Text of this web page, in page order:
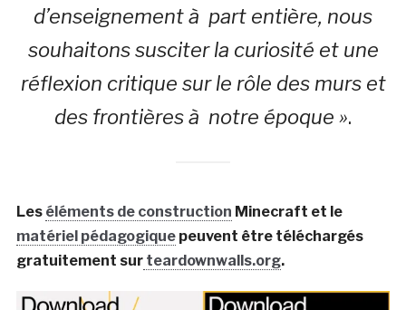
d’enseignement à part entière, nous
souhaitons susciter la curiosité et une
réflexion critique sur le rôle des murs et
des frontières à notre époque ».
Les éléments de construction Minecraft et le
matériel pédagogiquepeuvent être téléchargés
gratuitement surteardownwalls.org.